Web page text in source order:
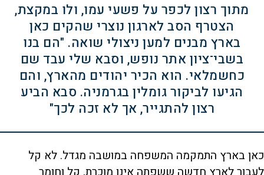
מתוך רצון לכפר על פשעי עמו, ולו במקצת,
הצטרף הסב לארגון נוצרי שהקים כאן
בארץ מבנים למען ניצולי שואה. "הם בנו
בשבי־ציון אתר נופש, וסבא שלי עבד שם
כחשמלאי. הוא הכיר יהודים מהארץ, והם
הגיעו לביקור גומלין בגרמניה. סבא הביע
רצון להתגייר, אך לא זכה לכך"
כאן בארץ התמקמה המשפחה במושבה מגדל. לא קל